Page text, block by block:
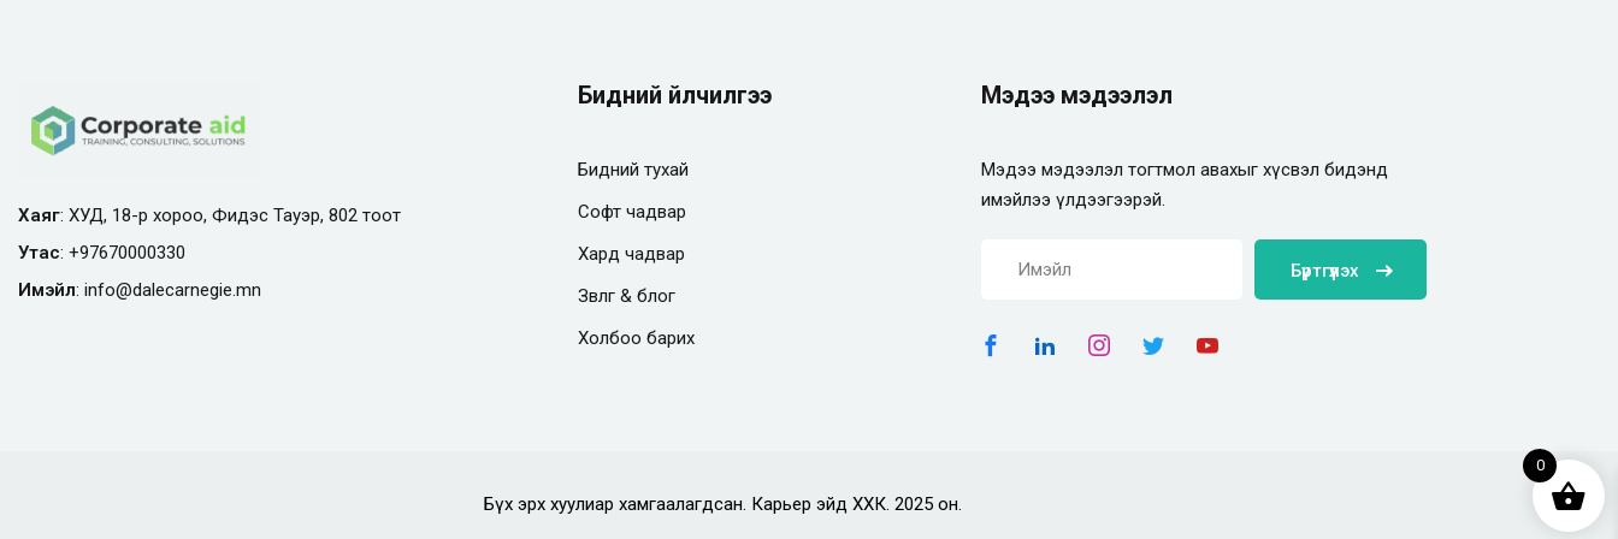
Хаяг: ХУД, 18-р хороо, Фидэс Тауэр, 802 тоот
Утас: +97670000330
Имэйл: info@dalecarnegie.mn
Бидний үйлчилгээ
Бидний тухай
Софт чадвар
Хард чадвар
Зөвлөгөө & блог
Холбоо барих
Мэдээ мэдээлэл
Мэдээ мэдээлэл тогтмол авахыг хүсвэл бидэнд
имэйлээ үлдээгээрэй.
Бүртгүүлэх
Бүх эрх хуулиар хамгаалагдсан. Карьер эйд ХХК. 2025 он.
0